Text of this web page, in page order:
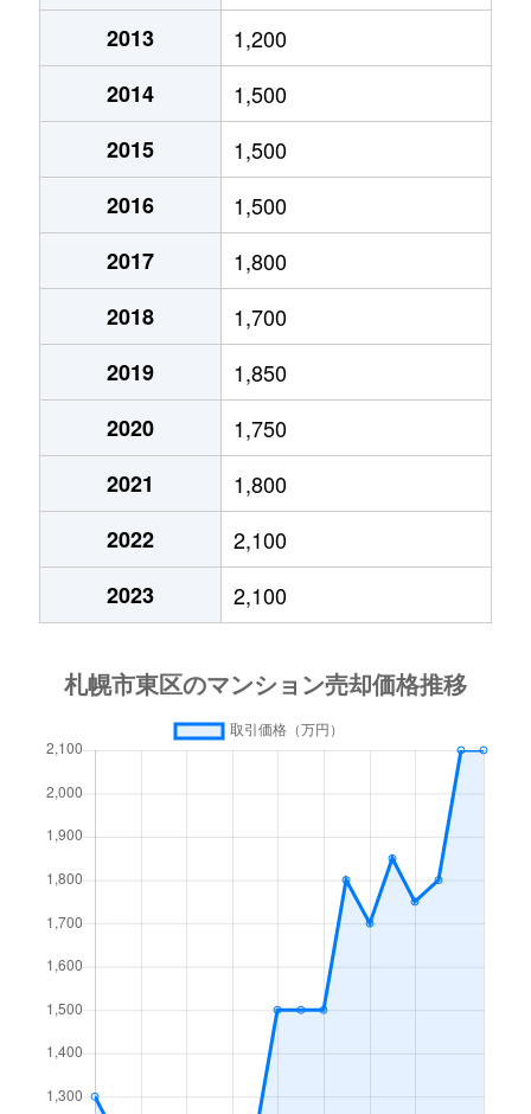
北９条東
3,400万円
北１０条東
1,800万円
北１０条東
1,900万円
北１２条東
1,800万円
北１２条東
2,700万円
北１２条東
2,300万円
北１３条東
3,800万円
北１３条東
2,100万円
北１４条東
1,700万円
北１５条東
2,100万円
北１５条東
3,000万円
北１７条東
環状通東
2,700万円 環状通東
北１８条東
北１９条東
350万円 北18条
北１９条東
北18条
北18条
北２０条東
2,200万円 北18条
北２０条東
1,600万円
2013
1,200
2014
1,500
2015
1,500
2016
1,500
2017
1,800
2018
1,700
2019
1,850
2020
1,750
2021
1,800
2022
2,100
2023
2,100